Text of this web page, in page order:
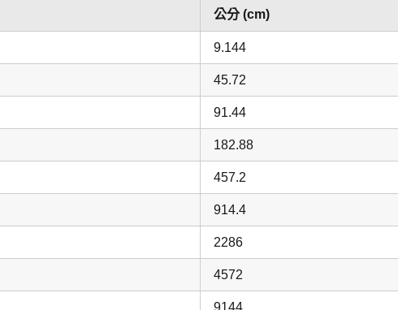
公分 (cm)
9.144
45.72
91.44
182.88
457.2
914.4
2286
4572
9144